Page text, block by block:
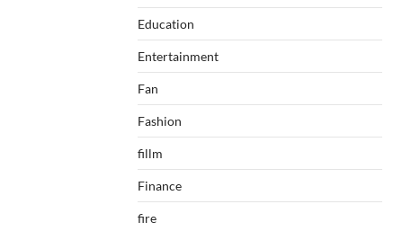
Education
Entertainment
Fan
Fashion
fillm
Finance
fire